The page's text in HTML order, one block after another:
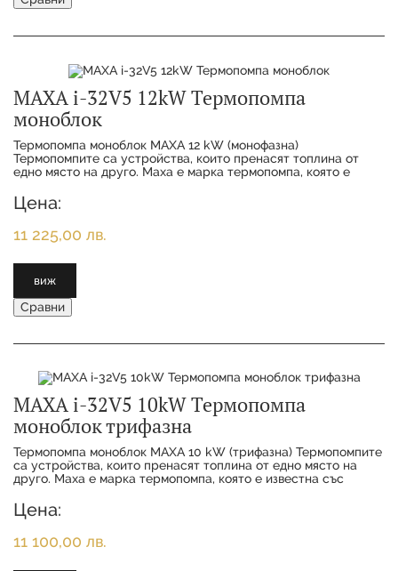
MAXA i-32V5 12kW Термопомпа
моноблок
Термопомпа моноблок MAXA 12 kW (монофазна)
Термопомпитe са устройства, които пренасят топлина от
едно място на друго. Maxa е марка термопомпа, която е
Цена:
11 225,00 лв.
виж
Сравни
MAXA i-32V5 10kW Термопомпа
моноблок трифазна
Термопомпа моноблок MAXA 10 kW (трифазна) Термопомпитe
са устройства, които пренасят топлина от едно място на
друго. Maxa е марка термопомпа, която е известна със
Цена:
11 100,00 лв.